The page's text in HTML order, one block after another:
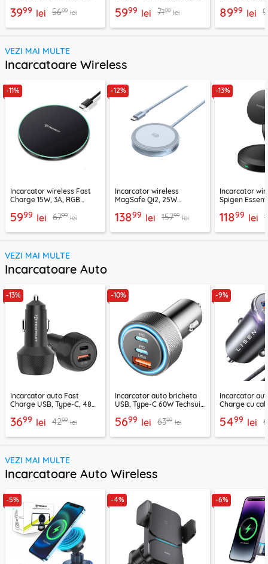
CHPD038
3999 lei 5699 lei
negru, CHPD224
5999 lei 7199 lei
CHC2
8999 lei
VEZI MAI MULTE
Incarcatoare Wireless
-11%
Incarcator wireless Fast
Charge 15W, 3A, RGB
CHWR031
5999 lei 6799 lei
-12%
Incarcator wireless
MagSafe Qi2, 25W
13899 lei 15799 lei
-13%
Incarcator
Spigen
11899 lei
VEZI MAI MULTE
Incarcatoare Auto
-13%
Incarcator auto Fast
Charge USB, Type-C, 48W
3699 lei 4299 lei
-10%
Incarcator auto bricheta
USB, Type-C 60W Techsuit
5699 lei 6399 lei
-9%
Incarcator
Charge cu
5499 lei
VEZI MAI MULTE
Incarcatoare Auto Wireless
-5% -4% -6%